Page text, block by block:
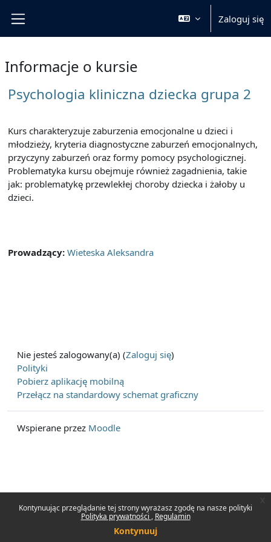
Kontynuując przeglądanie tej strony wyrażasz zgodę na nasze polityki
Polityka prywatności
Regulamin
Kontynuuj
Zaloguj się
Informacje o kursie
Psychologia kliniczna dziecka grupa 2
Kurs charakteryzuje zaburzenia emocjonalne u dzieci i
młodzieży, kryteria diagnostyczne zaburzeń emocjonalnych,
przyczyny zaburzeń oraz formy pomocy psychologicznej.
Problematyka kursu obejmuje również zagadnienia, takie
jak: problematykę przewlekłej choroby dziecka i żałoby u
dzieci.
Prowadzący: Wieteska Aleksandra
Nie jesteś zalogowany(a) (Zaloguj się)
Polityki
Pobierz aplikację mobilną
Przełącz na standardowy schemat graficzny
Wspierane przez Moodle